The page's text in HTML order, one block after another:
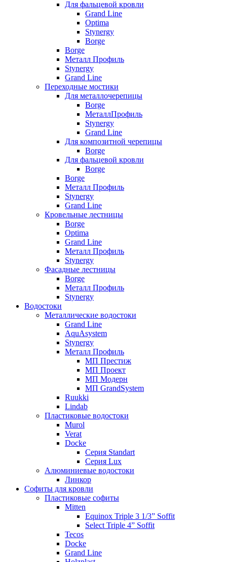
Для фальцевой кровли
Grand Line
Optima
Stynergy
Borge
Borge
Металл Профиль
Stynergy
Grand Line
Переходные мостики
Для металлочерепицы
Borge
МеталлПрофиль
Stynergy
Grand Line
Для композитной черепицы
Borge
Для фальцевой кровли
Borge
Borge
Металл Профиль
Stynergy
Grand Line
Кровельные лестницы
Borge
Optima
Grand Line
Металл Профиль
Stynergy
Фасадные лестницы
Borge
Металл Профиль
Stynergy
Водостоки
Металлические водостоки
Grand Line
AquAsystem
Stynergy
Металл Профиль
МП Престиж
МП Проект
МП Модерн
МП GrandSystem
Ruukki
Lindab
Пластиковые водостоки
Murol
Verat
Docke
Серия Standart
Серия Lux
Алюминиевые водостоки
Линкор
Софиты для кровли
Пластиковые софиты
Mitten
Equinox Triple 3 1/3” Soffit
Select Triple 4” Soffit
Tecos
Docke
Grand Line